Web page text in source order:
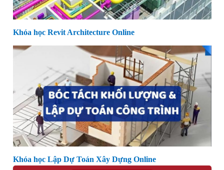
Khóa học Revit Architecture Online
Khóa học Lập Dự Toán Xây Dựng Online